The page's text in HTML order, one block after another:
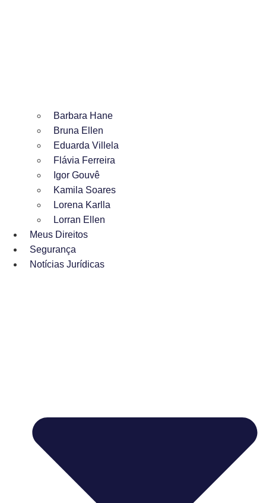
Barbara Hane
Bruna Ellen
Eduarda Villela
Flávia Ferreira
Igor Gouvê
Kamila Soares
Lorena Karlla
Lorran Ellen
Meus Direitos
Segurança
Notícias Jurídicas